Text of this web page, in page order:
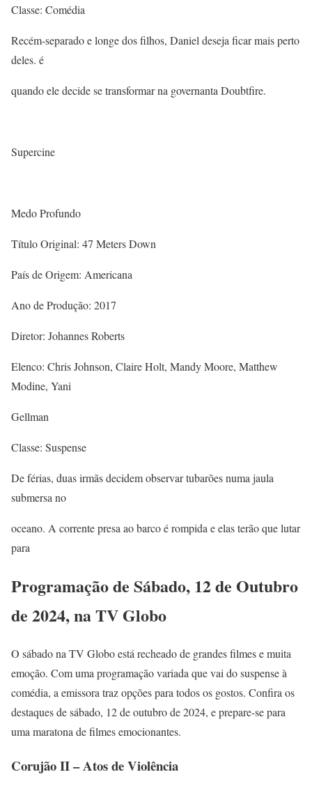
Classe: Comédia
Recém-separado e longe dos filhos, Daniel deseja ficar mais perto
deles. é
quando ele decide se transformar na governanta Doubtfire.
Supercine
Medo Profundo
Título Original: 47 Meters Down
País de Origem: Americana
Ano de Produção: 2017
Diretor: Johannes Roberts
Elenco: Chris Johnson, Claire Holt, Mandy Moore, Matthew
Modine, Yani
Gellman
Classe: Suspense
De férias, duas irmãs decidem observar tubarões numa jaula
submersa no
oceano. A corrente presa ao barco é rompida e elas terão que lutar
para
Programação de Sábado, 12 de Outubro
de 2024, na TV Globo
O sábado na TV Globo está recheado de grandes filmes e muita
emoção. Com uma programação variada que vai do suspense à
comédia, a emissora traz opções para todos os gostos. Confira os
destaques de sábado, 12 de outubro de 2024, e prepare-se para
uma maratona de filmes emocionantes.
Corujão II – Atos de Violência